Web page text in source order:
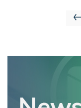
Navigazione